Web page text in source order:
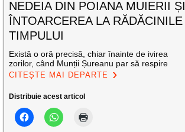
NEDEIA DIN POIANA MUIERII ȘI
ÎNTOARCEREA LA RĂDĂCINILE
TIMPULUI
Există o oră precisă, chiar înainte de ivirea
zorilor, când Munții Șureanu par să respire
CITEȘTE MAI DEPARTE
Distribuie acest articol